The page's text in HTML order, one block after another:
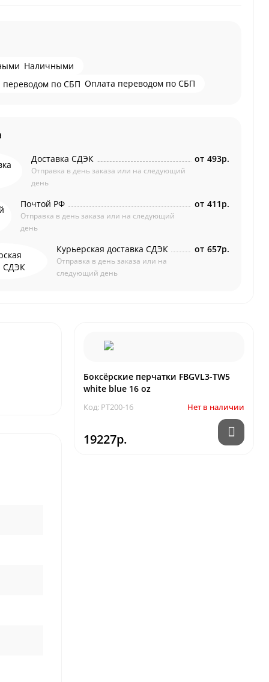
Наличными
Оплата переводом по СБП
Доставка СДЭК
Отправка в день заказа или на следующий
день
от 493р.
Почтой РФ
Отправка в день заказа или на следующий
день
от 411р.
Курьерская доставка СДЭК
Отправка в день заказа или на
следующий день
от 657р.
Боксёрские перчатки FBGVL3-TW5
white blue 16 oz
Код: PT200-16 Нет в наличии
19227р.